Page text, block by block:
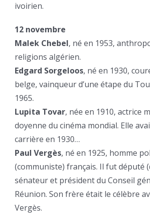
ivoirien.
12 novembre
Malek Chebel, né en 1953,
religions algérien.
Edgard Sorgeloos, né en 1930,
belge, vainqueur d’une étape du
1965.
Lupita Tovar, née en 1910, actrice
doyenne du cinéma mondial. Elle
carrière en 1930…
Paul Vergès, né en 1925, homme
(communiste) français. Il fut député
sénateur et président du Conseil
Réunion. Son frère était le célèbre
Vergès.